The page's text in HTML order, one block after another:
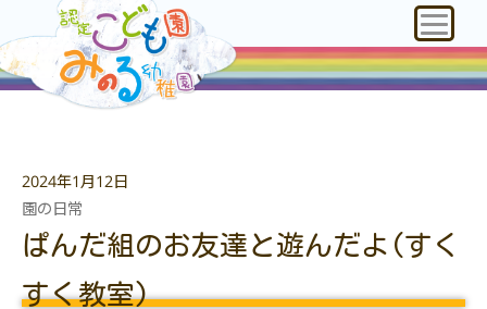
2024年1月12日
園の日常
ぱんだ組のお友達と遊んだよ(すく
すく教室)